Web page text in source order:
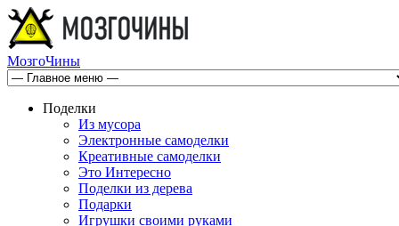
МозгоЧины
Поделки
Из мусора
Электронные самоделки
Креативные самоделки
Это Интересно
Поделки из дерева
Подарки
Игрушки своими руками